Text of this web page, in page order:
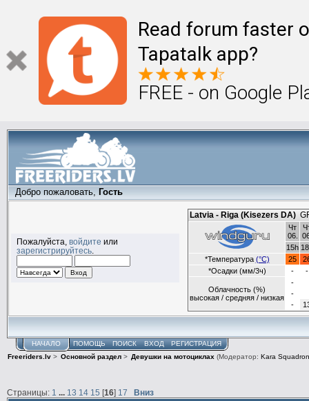
Read forum faster
Tapatalk app?
FREE - on Google
Добро пожаловать, Гость
Пожалуйста, войдите или
зарегистрируйтесь.
НАЧАЛО ПОМОЩЬ ПОИСК ВХОД
РЕГИСТРАЦИЯ
Freeriders.lv > Основной раздел > Девушки на мотоциклах (Модератор: Kara
Страницы: 1 ... 13 14 15 [16] 17 Вниз